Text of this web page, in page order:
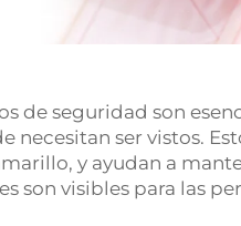
de seguridad son
necesitan ser vistos.
y ayudan a
son visibles para las